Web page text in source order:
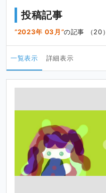
投稿記事
2023年 03月 の記事 （20）
一覧表示 詳細表示